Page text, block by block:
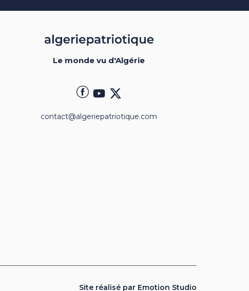
Le monde vu d'Algérie
contact@algeriepatriotique.com
Site réalisé par Emotion Studio